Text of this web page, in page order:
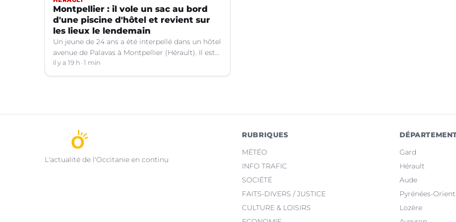
Montpellier : il vole un sac au bord
d'une piscine d'hôtel et revient sur
les lieux le lendemain
Un jeune de 24 ans a été interpellé dans un hôtel
avenue de Palavas à Montpellier (Hérault). Il est
suspecté d'avoir volé le sac d'une cliente.
il y a 19 h 1 min
L'actualité de l'Occitanie en continu
RUBRIQUES
MÉTÉO
INFO TRAFIC
SOCIÉTÉ
FAITS-DIVERS / JUSTICE
CULTURE & LOISIRS
Gard
Hérault
Aude
Pyrénées-
Lozère